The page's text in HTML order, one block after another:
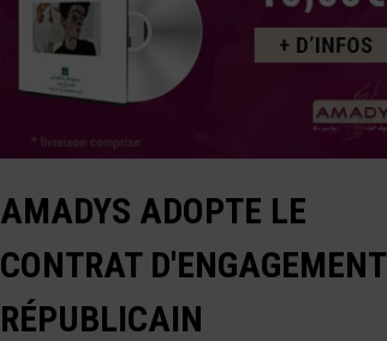
AMADYS ADOPTE LE
CONTRAT D'ENGAGEMENT
RÉPUBLICAIN